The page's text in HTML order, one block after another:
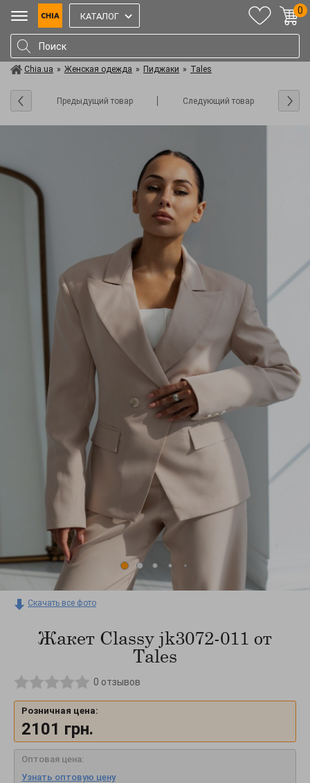
КАТАЛОГ
0
Chia.ua » Женская одежда » Пиджаки » Tales
Предыдущий товар Следующий товар
Скачать все фото
Жакет Classy jk3072-011 от
Tales
0 отзывов
Розничная цена:
2101 грн.
Оптовая цена:
Узнать оптовую цену